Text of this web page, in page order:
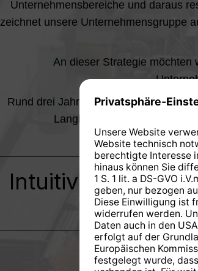
Unternehmensbereiche und daraus
zeichnet unsere Unternehmensgruppe
An dieser Strategie möchten
Rund drei Jahrzehnte handeln wir
Langlebigkeit und
Intuitiv